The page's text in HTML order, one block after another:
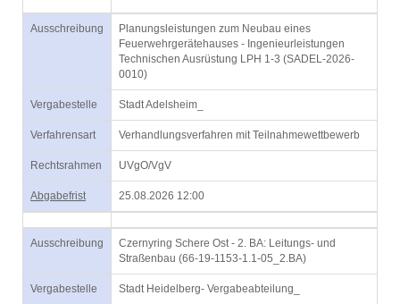
Ausschreibung
Planungsleistungen zum Neubau eines
Feuerwehrgerätehauses - Ingenieurleistungen
Technischen Ausrüstung LPH 1-3 (SADEL-2026-
0010)
Vergabestelle Stadt Adelsheim_
Verfahrensart Verhandlungsverfahren mit Teilnahmewettbewerb
Rechtsrahmen UVgO/VgV
Abgabefrist 25.08.2026 12:00
Ausschreibung
Czernyring Schere Ost - 2. BA: Leitungs- und
Straßenbau (66-19-1153-1.1-05_2.BA)
Vergabestelle Stadt Heidelberg- Vergabeabteilung_